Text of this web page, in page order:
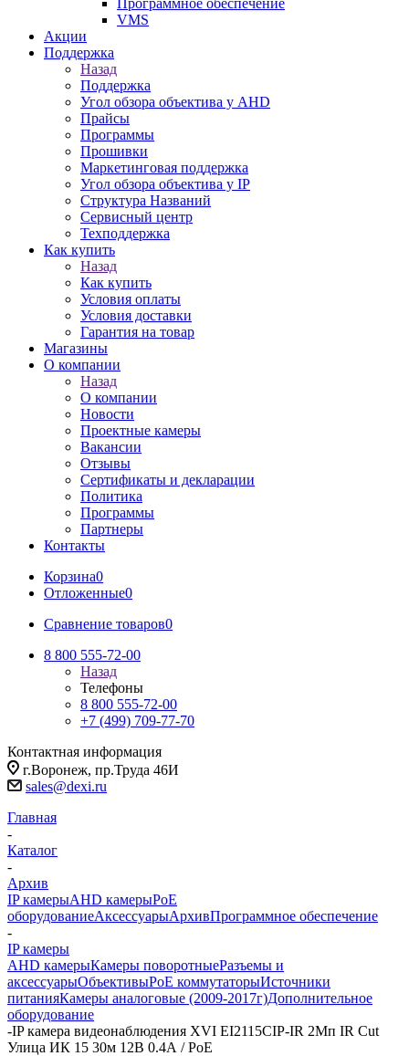
Программное обеспечение
VMS
Акции
Поддержка
Назад
Поддержка
Угол обзора объектива у AHD
Прайсы
Программы
Прошивки
Маркетинговая поддержка
Угол обзора объектива у IP
Структура Названий
Сервисный центр
Техподдержка
Как купить
Назад
Как купить
Условия оплаты
Условия доставки
Гарантия на товар
Магазины
О компании
Назад
О компании
Новости
Проектные камеры
Вакансии
Отзывы
Сертификаты и декларации
Политика
Программы
Партнеры
Контакты
Корзина0
Отложенные0
Сравнение товаров0
8 800 555-72-00
Назад
Телефоны
8 800 555-72-00
+7 (499) 709-77-70
Контактная информация
г.Воронеж, пр.Труда 46И
sales@dexi.ru
Главная
-
Каталог
-
Архив
IP камерыAHD камерыPoE
оборудованиеАксессуарыАрхивПрограммное обеспечение
-
IP камеры
AHD камерыКамеры поворотныеРазъемы и
аксессуарыОбъективыPoE коммутаторыИсточники
питанияКамеры аналоговые (2009-2017г)Дополнительное
оборудование
-IP камера видеонаблюдения XVI EI2115CIP-IR 2Мп IR Cut
Улица ИК 15 30м 12В 0.4А / PoE